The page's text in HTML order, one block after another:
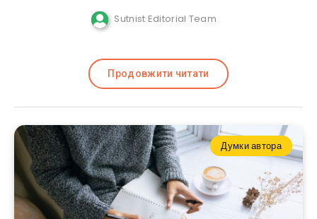
Sutnist Editorial Team
Продовжити читати
Думки автора